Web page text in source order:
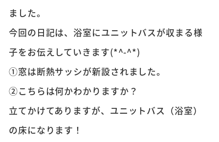
ました。
今回の日記は、浴室にユニットバスが収まる様
子をお伝えしていきます(*^-^*)
①窓は断熱サッシが新設されました。
②こちらは何かわかりますか？
立てかけてありますが、ユニットバス（浴室）
の床になります！